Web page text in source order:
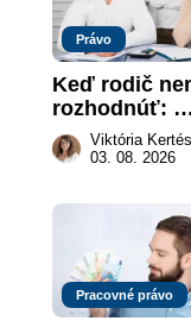
Právo
Keď rodič
rozhodnúť:
nahradenie
vôle súdom v
Viktória
03. 08. 2026
Pracovné právo